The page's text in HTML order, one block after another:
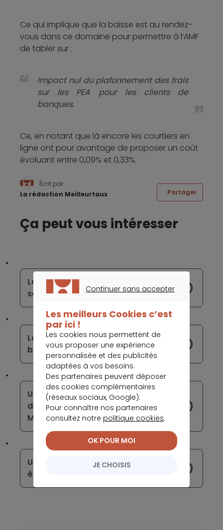
Ce qui implique que la baisse est au rendez-
vous dans ce domaine pour permettre à l’AMF
de tabler sur :
Impact nul du plafonnement des frais
sur les PEA pour les clients de
banques.
Ce, en notant que là encore les courtiers en
ligne ont pour avantage de proposer un coût
évoluant entre 0,09% et 0,33%.
Écrit par
La rédaction Meilleurtaux
Partager
Ça peut vous intéresser
La nouvelle cryptomonnaie de la BCE
soulève quelques interrogations
Lancement de My Nickel, la carte
bancaire personnalisable de Nickel
Une carte bancaire biométrique en
développement chez Samsung et
MasterCard
Un compte bancaire créditeur peut
être à découvert
Continuer sans accepter
Les meilleurs Cookies c’est
par ici !
Les cookies nous permettent de
vous proposer une expérience
personnalisée et des publicités
adaptées à vos besoins.
Des partenaires peuvent déposer
des cookies complémentaires
(réseaux sociaux, Google).
Pour connaître nos partenaires
consultez notre politique cookies.
JE CHOISIS
OK POUR MOI